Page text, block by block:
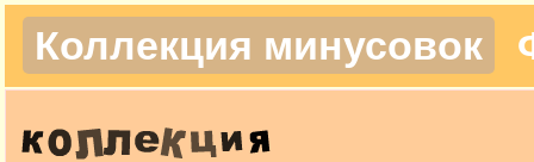
Коллекция минусовок